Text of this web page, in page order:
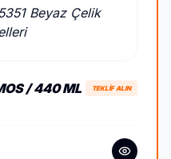
/ 440 ML TEKLİF ALIN